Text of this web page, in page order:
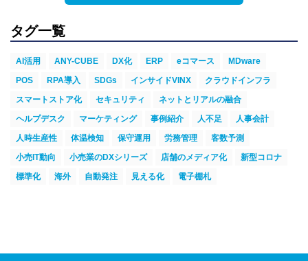
タグ一覧
AI活用 ANY-CUBE DX化 ERP eコマース
MDware
POS
RPA導入 SDGs インサイドVINX
クラウドインフラ
スマートストア化
セキュリティ
ネットとリアルの融合
ヘルプデスク
マーケティング 事例紹介 人不足
人事会計
人時生産性
体温検知 保守運用 労務管理
客数予測
小売IT動向
小売業のDXシリーズ 店舗のメディア化
新型コロナ
標準化
海外 自動発注 見える化 電子棚札